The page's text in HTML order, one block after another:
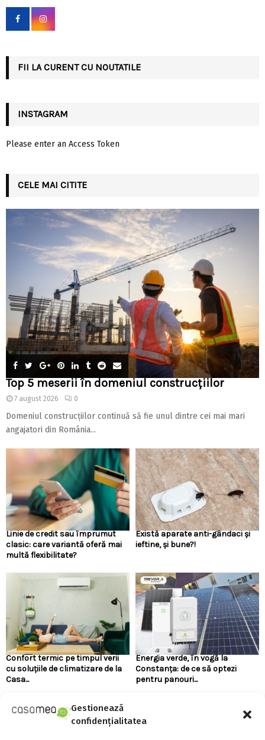
Gestionează
confidențialitatea
f
r
FII LA CURENT CU NOUTATILE
INSTAGRAM
Please enter an Access Token
CELE MAI CITITE
Top 5 meserii în domeniul construcțiilor
7 august 2026 0
Domeniul construcțiilor continuă să fie unul dintre cei mai mari
angajatori din România...
Linie de credit sau împrumut
clasic: care variantă oferă mai
multă flexibilitate?
Există aparate anti-gândaci și
ieftine, și bune?!
Confort termic pe timpul verii
cu soluțiile de climatizare de la
Casa...
Energia verde, în vogă la
Constanța: de ce să optezi
pentru panouri...
URMARESTE-NE PE FACEBOOK